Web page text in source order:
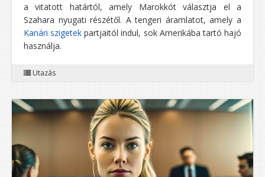
a vitatott határtól, amely Marokkót választja el a
Szahara nyugati részétől. A tengeri áramlatot, amely a
Kanári szigetek partjaitól indul, sok Amerikába tartó hajó
használja.
Utazás